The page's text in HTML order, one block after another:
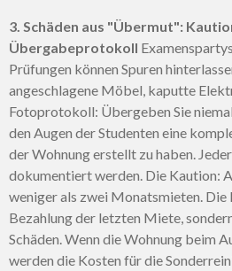
3. Schäden aus "Übermut":
Übergabeprotokoll
Prüfungen können Spuren
angeschlagene Möbel, kaputte
Fotoprotokoll: Übergeben Sie
den Augen der Studenten eine
der Wohnung erstellt zu haben.
dokumentiert werden. Die Kaution:
weniger als zwei Monatsmieten.
Bezahlung der letzten Miete,
Schäden. Wenn die Wohnung beim
werden die Kosten für die